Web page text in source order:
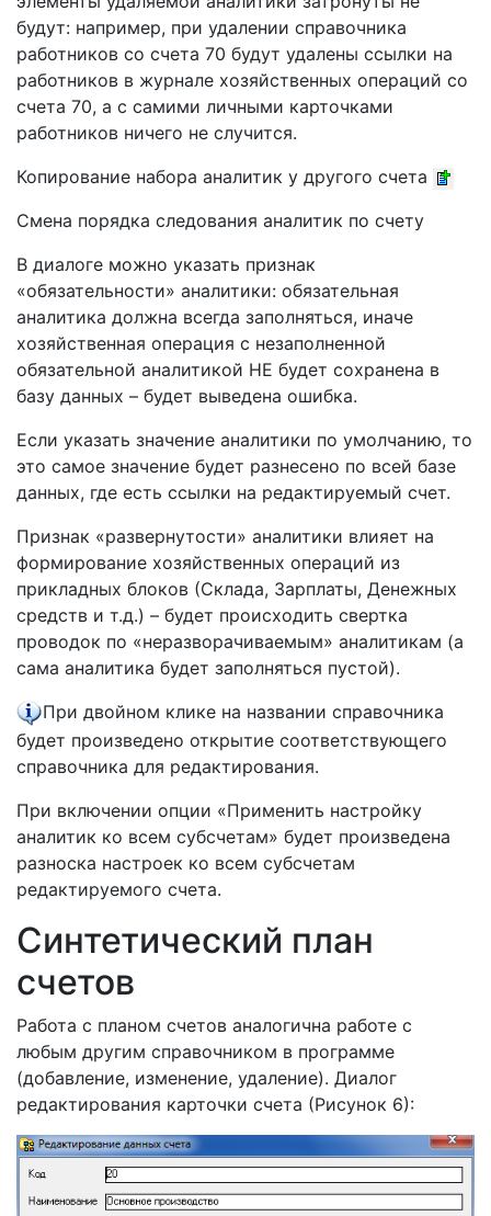
будут: например, при удалении справочника
работников со счета 70 будут удалены ссылки на
работников в журнале хозяйственных операций со
счета 70, а с самими личными карточками
работников ничего не случится.
Копирование набора аналитик у другого счета
Смена порядка следования аналитик по счету
В диалоге можно указать признак
«обязательности» аналитики: обязательная
аналитика должна всегда заполняться, иначе
хозяйственная операция с незаполненной
обязательной аналитикой НЕ будет сохранена в
базу данных – будет выведена ошибка.
Если указать значение аналитики по умолчанию, то
это самое значение будет разнесено по всей базе
данных, где есть ссылки на редактируемый счет.
Признак «развернутости» аналитики влияет на
формирование хозяйственных операций из
прикладных блоков (Склада, Зарплаты, Денежных
средств и т.д.) – будет происходить свертка
проводок по «неразворачиваемым» аналитикам (а
сама аналитика будет заполняться пустой).
При двойном клике на названии справочника
будет произведено открытие соответствующего
справочника для редактирования.
При включении опции «Применить настройку
аналитик ко всем субсчетам» будет произведена
разноска настроек ко всем субсчетам
редактируемого счета.
Синтетический план
счетов
Работа с планом счетов аналогична работе с
любым другим справочником в программе
(добавление, изменение, удаление). Диалог
редактирования карточки счета (Рисунок 6):